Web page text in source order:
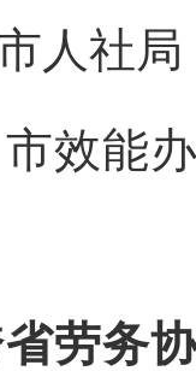
人社局
能办
劳务